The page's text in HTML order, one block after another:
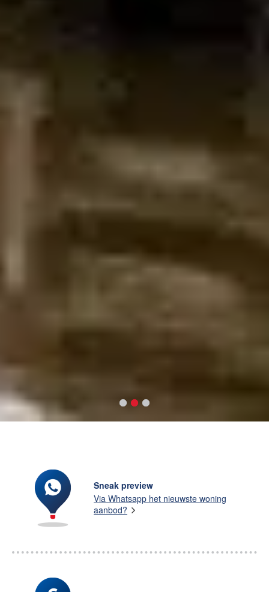
Sneak preview
Via Whatsapp het nieuwste woning
aanbod?